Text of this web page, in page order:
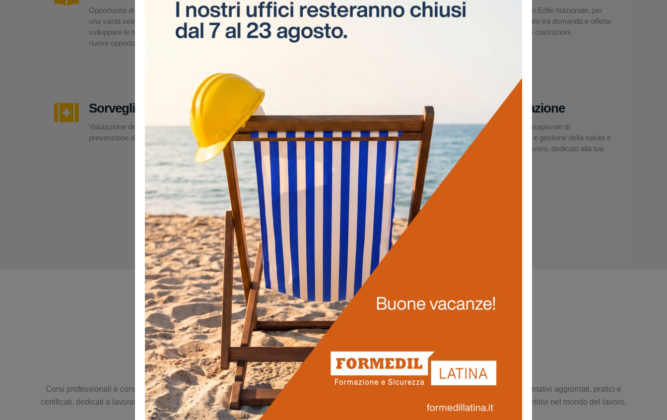
Opportunità di formazione su misura,
una vasta selezione di corsi per
sviluppare le tue competenze e offrirti
nuove opportunità professionali.
Corsi di apprendistato
giovani tra i 18 e i 29 anni.
La Borsa Lavoro Edile Nazionale, per
facilitare l’incontro tra domanda e offerta
nel settore delle costruzioni.
Sorveglianza sanitaria
Valutazione dei rischi, esami medici e
prevenzione direttamente in cantiere.
Visite tecniche e consulenze svolte da
esperti ESEL CPT, presso i cantieri delle
aziende interessate.
Asseverazione
Un modello consapevole di
organizzazione e gestione della salute e
sicurezza sul lavoro, dedicato alla tua
LEGGI DI PIÙ
Prossimi corsi
Corsi professionali e corsi per la sicurezza sul lavoro pensati per rispondere alle reali esigenze del settore edilizio e produttivo. Percorsi formativi aggiornati, pratici e
certificati, dedicati a lavoratori, imprese e professionisti che vogliono accrescere le proprie competenze, operare in sicurezza e restare competitivi nel mondo del lavoro.